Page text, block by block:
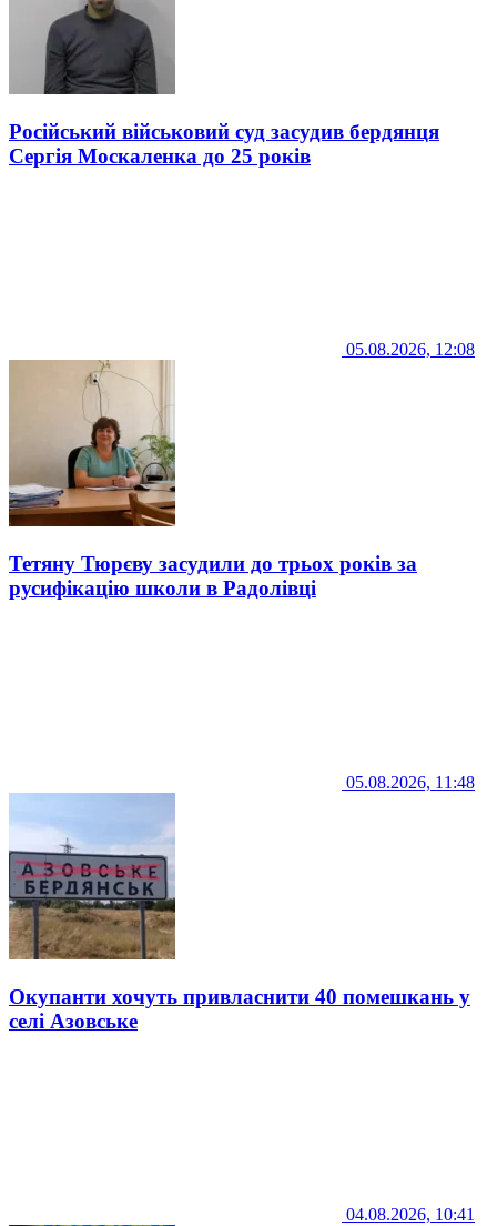
Російський військовий суд засудив бердянця
Сергія Москаленка до 25 років
05.08.2026, 12:08
Тетяну Тюрєву засудили до трьох років за
русифікацію школи в Радолівці
05.08.2026, 11:48
Окупанти хочуть привласнити 40 помешкань у
селі Азовське
04.08.2026, 10:41